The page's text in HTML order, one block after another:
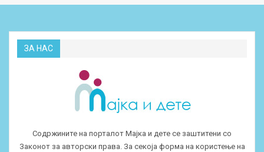
ЗА НАС
Содржините на порталот Мајка и дете се заштитени со
Законот за авторски права. За секоја форма на користење на